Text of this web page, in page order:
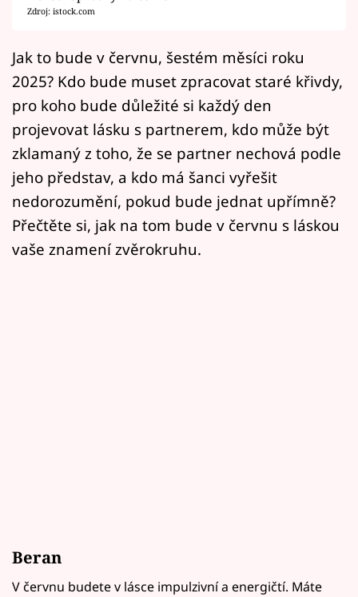
Přihlášení
Sledujte nás
Zdroj: istock.com
Jak to bude v červnu, šestém měsíci roku
2025? Kdo bude muset zpracovat staré křivdy,
pro koho bude důležité si každý den
projevovat lásku s partnerem, kdo může být
zklamaný z toho, že se partner nechová podle
jeho představ, a kdo má šanci vyřešit
nedorozumění, pokud bude jednat upřímně?
Přečtěte si, jak na tom bude v červnu s láskou
vaše znamení zvěrokruhu.
Beran
V červnu budete v lásce impulzivní a energičtí. Máte